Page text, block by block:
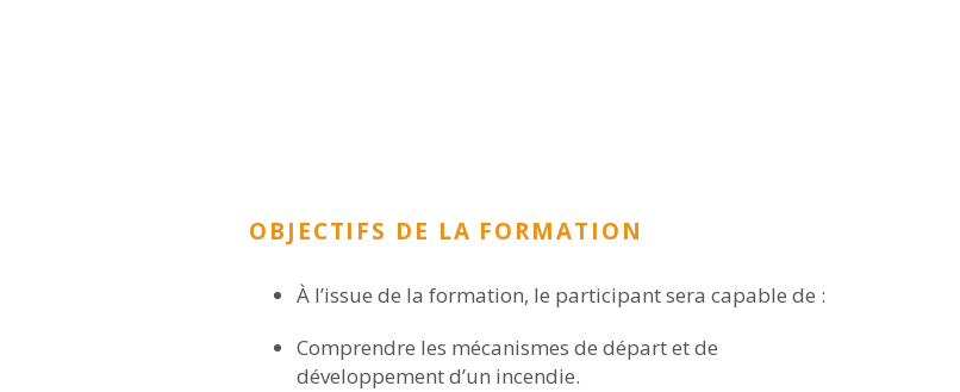
OBJECTIFS DE LA FORMATION
À l’issue de la formation, le participant sera capable de :
Comprendre les mécanismes de départ et de
développement d’un incendie.